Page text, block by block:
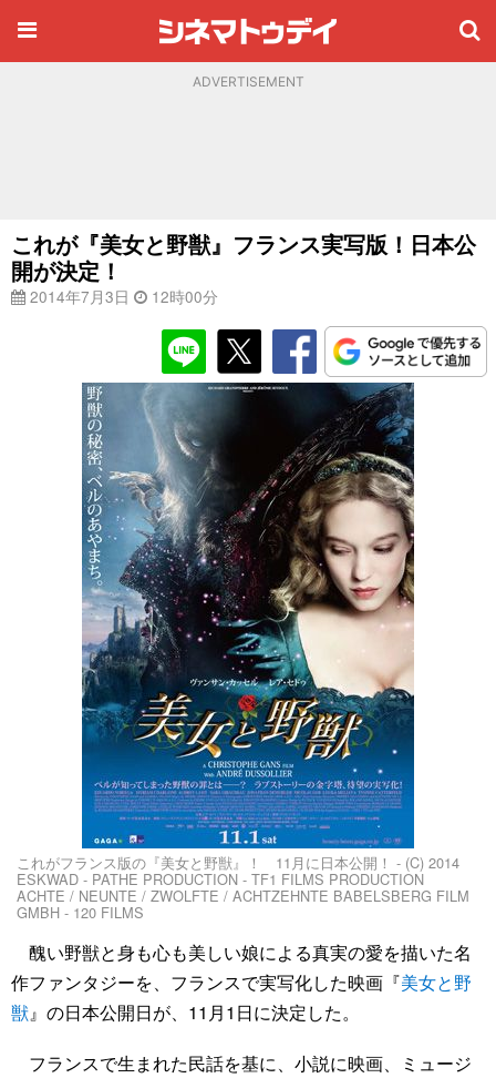
ADVERTISEMENT
これが『美女と野獣』フランス実写版！日本公
開が決定！
2014年7月3日 12時00分
これがフランス版の『美女と野獣』！ 11月に日本公開！ - (C) 2014
ESKWAD - PATHE PRODUCTION - TF1 FILMS PRODUCTION
ACHTE / NEUNTE / ZWOLFTE / ACHTZEHNTE BABELSBERG FILM
GMBH - 120 FILMS
醜い野獣と身も心も美しい娘による真実の愛を描いた名
作ファンタジーを、フランスで実写化した映画『美女と野
獣』の日本公開日が、11月1日に決定した。
フランスで生まれた民話を基に、小説に映画、ミュージ